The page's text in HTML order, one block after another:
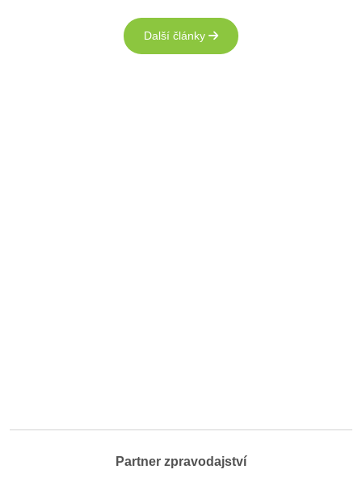
Další články
Partner zpravodajství